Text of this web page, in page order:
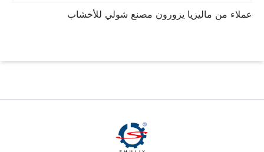
عملاء من ماليزيا يزورون مصنع شولي للأخشاب